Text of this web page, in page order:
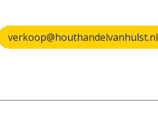
verkoop@houthandelvanhulst.nl